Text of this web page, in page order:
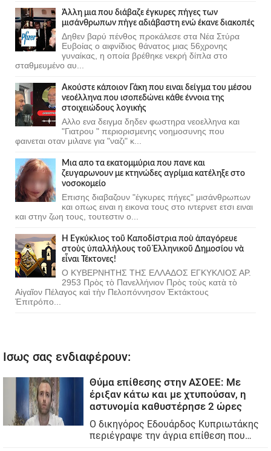
Άλλη μια που διάβαζε έγκυρες πήγες των
μισάνθρωπων πήγε αδιάβαστη ενώ έκανε διακοπές
Δηθεν βαρύ πένθος προκάλεσε στα Νέα Στύρα
Ευβοίας ο αιφνίδιος θάνατος μιας 56χρονης
γυναίκας, η οποία βρέθηκε νεκρή δίπλα στο
σταθμευμένο αυ...
Ακούστε κάποιον Γάκη που ειναι δείγμα του μέσου
νεοέλληνα που ισοπεδώνει κάθε έννοια της
στοιχειώδους λογικής
Αλλο ενα δειγμα δηδεν φωστηρα νεοελληνα και
"Γιατρου " περιορισμενης νοημοσυνης που
φαινεται οταν μιλανε για "ναζι" κ...
Μια απο τα εκατομμύρια που πανε και
ζευγαρωνουν με κτηνώδες αγρίμια κατέληξε στο
νοσοκομείο
Επισης διαβαζουν "έγκυρες πήγες" μισάνθρωπων
και οπως ειναι η εικονα τους στο ιντερνετ ετσι ειναι
και στην ζωη τους, τουτεστιν ο...
Ἡ Ἐγκύκλιος τοῦ Καποδίστρια ποὺ ἀπαγόρευε
στοὺς ὑπαλλήλους τοῦ Ἑλληνικοῦ Δημοσίου νὰ
εἶναι Τέκτονες!
Ο ΚΥΒΕΡΝΗΤΗΣ ΤΗΣ ΕΛΛΑΔΟΣ ΕΓΚΥΚΛΙΟΣ ΑΡ.
2953 Πρὸς τὸ Πανελλήνιον Πρὸς τοὺς κατὰ τὸ
Αἰγαῖον Πέλαγος καὶ τὴν Πελοπόννησον Ἐκτάκτους
Ἐπιτρόπο...